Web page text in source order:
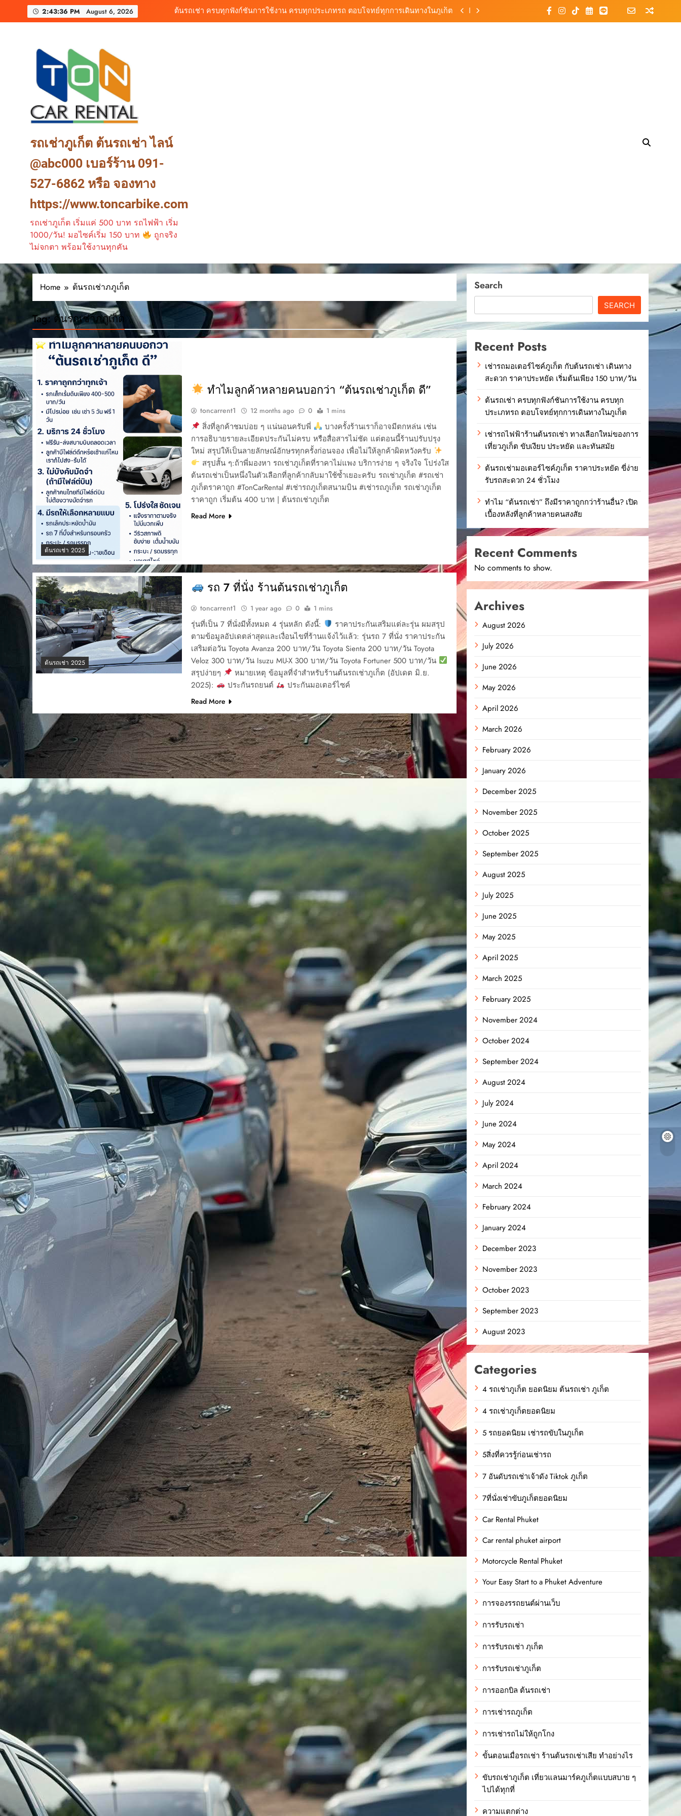
2:43:38 PM August 6, 2026
เช่ารถไฟฟ้าร้านต้นรถเช่า ทางเลือกใหม่ของการเที่ยวภูเก็ต ขับเงียบ ประหยัด และทันสมัย
รถเช่าภูเก็ต ต้นรถเช่า ไลน์
@abc000 เบอร์ร้าน 091-
527-6862 หรือ จองทาง
https://www.toncarbike.com
รถเช่าภูเก็ต เริ่มแค่ 500 บาท รถไฟฟ้า เริ่ม
1000/วัน! มอไซค์เริ่ม 150 บาท
ถูกจริง
ไม่จกตา พร้อมใช้งานทุกคัน
Home ต้นรถเช่าภภูเก็ต
Tag:ต้นรถเช่าภภูเก็ต
ต้นรถเช่า 2025
ทำไมลูกค้าหลายคนบอกว่า “ต้นรถเช่าภูเก็ต ดี”
toncarrent1 12 months ago 0 1 mins
สิ่งที่ลูกค้าชมบ่อย ๆ แน่นอนครับพี่
บางครั้งร้านเราก็อาจมีตกหล่น เช่น
การอธิบายรายละเอียดประกันไม่ครบ หรือสื่อสารไม่ชัด แต่ตอนนี้ร้านปรับปรุง
ใหม่ สรุปให้เป็นลายลักษณ์อักษรทุกครั้งก่อนจอง เพื่อไม่ให้ลูกค้าผิดหวังครับ
สรุปสั้น ๆ:ถ้าพี่มองหา รถเช่าภูเก็ตที่ราคาไม่แพง บริการง่าย ๆ จริงใจ โปร่งใส
ต้นรถเช่าเป็นหนึ่งในตัวเลือกที่ลูกค้ากลับมาใช้ซ้ำเยอะครับ รถเช่าภูเก็ต #รถเช่า
ภูเก็ตราคาถูก #TonCarRental #เช่ารถภูเก็ตสนามบิน #เช่ารถภูเก็ต รถเช่าภูเก็ต
ราคาถูก เริ่มต้น 400 บาท | ต้นรถเช่าภูเก็ต
Read More
ต้นรถเช่า 2025
รถ 7 ที่นั่ง ร้านต้นรถเช่าภูเก็ต
toncarrent1 1 year ago 0 1 mins
รุ่นที่เป็น 7 ที่นั่งมีทั้งหมด 4 รุ่นหลัก ดังนี้:
ราคาประกันเสริมแต่ละรุ่น ผมสรุป
ตามข้อมูลอัปเดตล่าสุดและเงื่อนไขที่ร้านแจ้งไว้แล้ว: รุ่นรถ 7 ที่นั่ง ราคาประกัน
เสริมต่อวัน Toyota Avanza 200 บาท/วัน Toyota Sienta 200 บาท/วัน Toyota
Veloz 300 บาท/วัน Isuzu MU-X 300 บาท/วัน Toyota Fortuner 500 บาท/วัน
สรุปง่ายๆ
หมายเหตุ ข้อมูลที่จำสำหรับร้านต้นรถเช่าภูเก็ต (อัปเดต มิ.ย.
2025):
ประกันรถยนต์ ประกันมอเตอร์ไซค์
Read More
Search
SEARCH
Recent Posts
เช่ารถมอเตอร์ไซค์ภูเก็ต กับต้นรถเช่า เดินทาง
สะดวก ราคาประหยัด เริ่มต้นเพียง 150 บาท/วัน
ต้นรถเช่า ครบทุกฟังก์ชันการใช้งาน ครบทุก
ประเภทรถ ตอบโจทย์ทุกการเดินทางในภูเก็ต
เช่ารถไฟฟ้าร้านต้นรถเช่า ทางเลือกใหม่ของการ
เที่ยวภูเก็ต ขับเงียบ ประหยัด และทันสมัย
ต้นรถเช่ามอเตอร์ไซค์ภูเก็ต ราคาประหยัด ขี่ง่าย
รับรถสะดวก 24 ชั่วโมง
ทำไม “ต้นรถเช่า” ถึงมีราคาถูกกว่าร้านอื่น? เปิด
เบื้องหลังที่ลูกค้าหลายคนสงสัย
Recent Comments
No comments to show.
Archives
August 2026
July 2026
June 2026
May 2026
April 2026
March 2026
February 2026
January 2026
December 2025
November 2025
October 2025
September 2025
August 2025
July 2025
June 2025
May 2025
April 2025
March 2025
February 2025
November 2024
October 2024
September 2024
August 2024
July 2024
June 2024
May 2024
April 2024
March 2024
February 2024
January 2024
December 2023
November 2023
October 2023
September 2023
August 2023
Categories
4 รถเช่าภูเก็ต ยอดนิยม ต้นรถเช่า ภูเก็ต
4 รถเช่าภูเก็ตยอดนิยม
5 รถยอดนิยม เช่ารถขับในภูเก็ต
5สิ่งที่ควรรู้ก่อนเช่ารถ
7 อันดับรถเช่าเจ้าดัง Tiktok ภูเก็ต
7ที่นั่งเช่าขับภูเก็ตยอดนิยม
Car Rental Phuket
Car rental phuket airport
Motorcycle Rental Phuket
Your Easy Start to a Phuket Adventure
การจองรรถยนต์ผ่านเว็บ
การรับรถเช่า
การรับรถเช่า ภุเก็ต
การรับรถเช่าภูเก็ต
การออกบิล ต้นรถเช่า
การเช่ารถภูเก็ต
การเช่ารถไม่ให้ถูกโกง
ขั้นตอนเมื่อรถเช่า ร้านต้นรถเช่าเสีย ทำอย่างไร
ขับรถเช่าภูเก็ต เที่ยวแลนมาร์คภูเก็ตแบบสบาย ๆ
ไปได้ทุกที่
ความแตกต่าง